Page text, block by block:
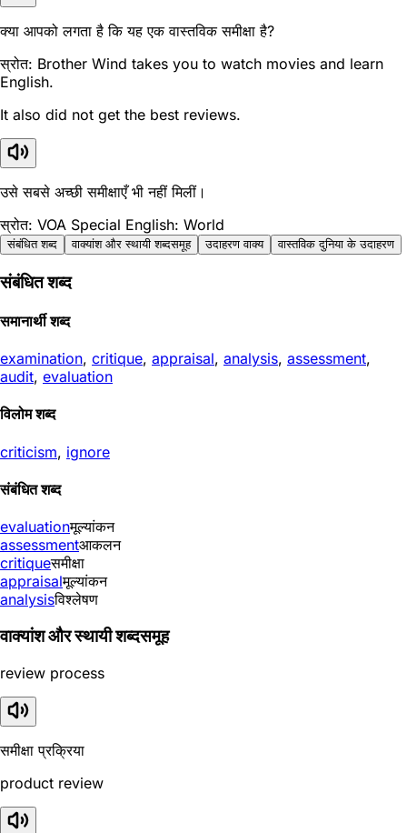
क्या आपको लगता है कि यह एक वास्तविक समीक्षा है?
स्रोत: Brother Wind takes you to watch movies and learn
English.
It also did not get the best reviews.
उसे सबसे अच्छी समीक्षाएँ भी नहीं मिलीं।
स्रोत: VOA Special English: World
संबंधित शब्द वाक्यांश और स्थायी शब्दसमूह उदाहरण वाक्य वास्तविक दुनिया के उदाहरण
संबंधित शब्द
समानार्थी शब्द
examination, critique, appraisal, analysis, assessment,
audit, evaluation
विलोम शब्द
criticism, ignore
संबंधित शब्द
evaluationमूल्यांकन
assessmentआकलन
critiqueसमीक्षा
appraisalमूल्यांकन
analysisविश्लेषण
वाक्यांश और स्थायी शब्दसमूह
review process
समीक्षा प्रक्रिया
product review